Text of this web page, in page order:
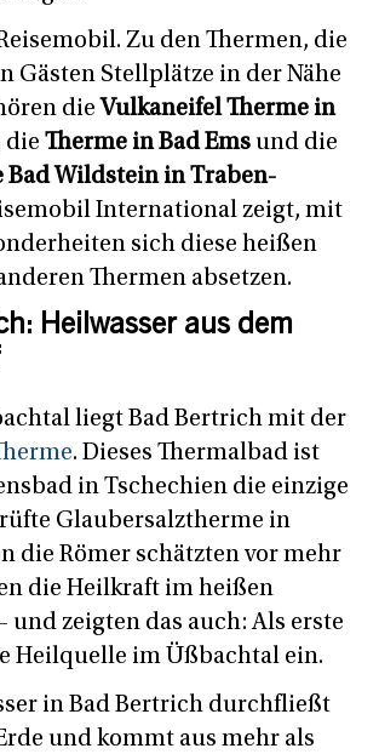
Zu den Thermen, die
Gästen Stellplätze in der Nähe
die Vulkaneifel Therme in
die Therme in Bad Ems und die
Bad Wildstein in Traben-
International zeigt, mit
sich diese heißen
Thermen absetzen.
Heilwasser aus dem
liegt Bad Bertrich mit der
. Dieses Thermalbad ist
in Tschechien die einzige
Glaubersalztherme in
die Römer schätzten vor mehr
die Heilkraft im heißen
und zeigten das auch: Als erste
Heilquelle im Üßbachtal ein.
in Bad Bertrich durchfließt
und kommt aus mehr als